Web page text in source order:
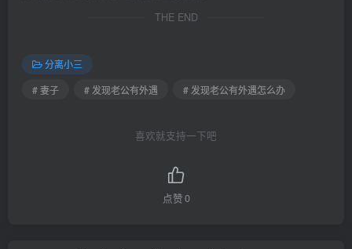
THE END
分离小三
# 妻子
# 发现老公有外遇 # 发现老公有外遇怎么办
喜欢就支持一下吧
点赞0